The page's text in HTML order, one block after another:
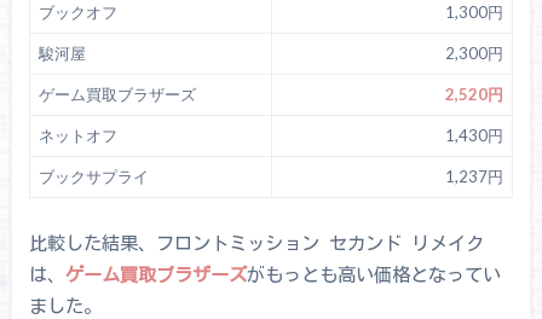
ブックオフ 1,300円
駿河屋 2,300円
ゲーム買取ブラザーズ 2,520円
ネットオフ 1,430円
ブックサプライ 1,237円
比較した結果、フロントミッション セカンド リメイク
は、 ゲーム買取ブラザーズがもっとも高い価格となってい
ました。